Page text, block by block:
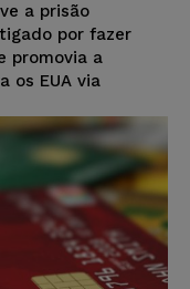
a prisão
por fazer
promovia a
os EUA via